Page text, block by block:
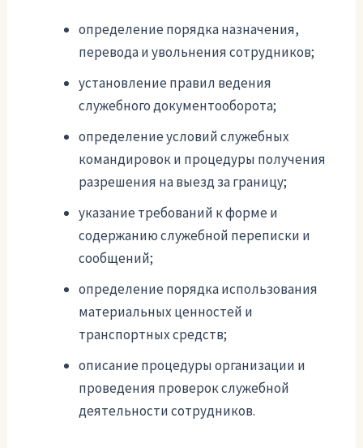
определение порядка назначения,
перевода и увольнения сотрудников;
установление правил ведения
служебного документооборота;
определение условий служебных
командировок и процедуры получения
разрешения на выезд за границу;
указание требований к форме и
содержанию служебной переписки и
сообщений;
определение порядка использования
материальных ценностей и
транспортных средств;
описание процедуры организации и
проведения проверок служебной
деятельности сотрудников.